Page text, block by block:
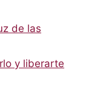
de las
y liberarte